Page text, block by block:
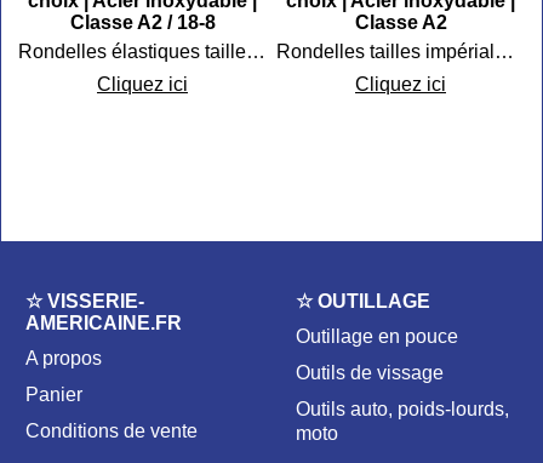
Classe A2 / 18-8
Rondelles élastiques tailles impériales inox
Cliquez ici
Classe A2
Rondelles tailles impériales inox
Cliquez ici
☆ VISSERIE-
AMERICAINE.FR
A propos
Panier
Conditions de vente
☆ OUTILLAGE
Outillage en pouce
Outils de vissage
Outils auto, poids-lourds,
moto